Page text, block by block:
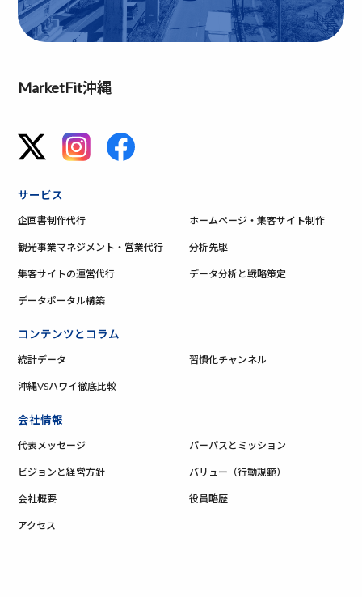
MarketFit沖縄
サービス
企画書制作代行 ホームページ・集客サイト制作
観光事業マネジメント・営業代行 分析先駆
集客サイトの運営代行 データ分析と戦略策定
データポータル構築
コンテンツとコラム
統計データ 習慣化チャンネル
沖縄VSハワイ徹底比較
会社情報
代表メッセージ パーパスとミッション
ビジョンと経営方針 バリュー（行動規範）
会社概要 役員略歴
アクセス